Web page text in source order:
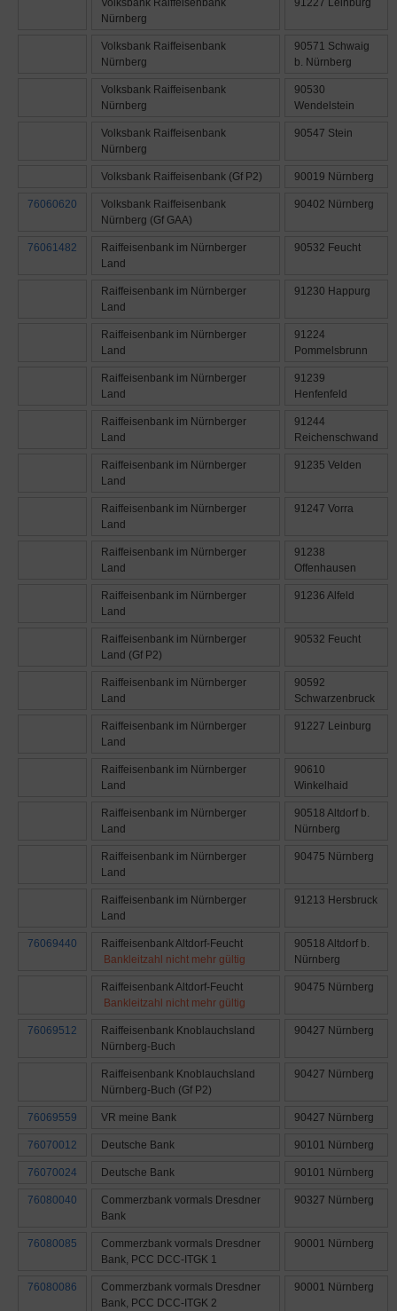
Volksbank Raiffeisenbank
Nürnberg
91227 Leinburg
Volksbank Raiffeisenbank
Nürnberg
90571 Schwaig
b. Nürnberg
Volksbank Raiffeisenbank
Nürnberg
90530
Wendelstein
Volksbank Raiffeisenbank
Nürnberg
90547 Stein
Volksbank Raiffeisenbank (Gf P2) 90019 Nürnberg
76060620
Volksbank Raiffeisenbank
Nürnberg (Gf GAA)
90402 Nürnberg
76061482
Raiffeisenbank im Nürnberger
Land
90532 Feucht
Raiffeisenbank im Nürnberger
Land
91230 Happurg
Raiffeisenbank im Nürnberger
Land
91224
Pommelsbrunn
Raiffeisenbank im Nürnberger
Land
91239
Henfenfeld
Raiffeisenbank im Nürnberger
Land
91244
Reichenschwand
Raiffeisenbank im Nürnberger
Land
91235 Velden
Raiffeisenbank im Nürnberger
Land
91247 Vorra
Raiffeisenbank im Nürnberger
Land
91238
Offenhausen
Raiffeisenbank im Nürnberger
Land
91236 Alfeld
Raiffeisenbank im Nürnberger
Land (Gf P2)
90532 Feucht
Raiffeisenbank im Nürnberger
Land
90592
Schwarzenbruck
Raiffeisenbank im Nürnberger
Land
91227 Leinburg
Raiffeisenbank im Nürnberger
Land
90610
Winkelhaid
Raiffeisenbank im Nürnberger
Land
90518 Altdorf b.
Nürnberg
Raiffeisenbank im Nürnberger
Land
90475 Nürnberg
Raiffeisenbank im Nürnberger
Land
91213 Hersbruck
76069440
Raiffeisenbank Altdorf-Feucht
Bankleitzahl nicht mehr gültig
90518 Altdorf b.
Nürnberg
Raiffeisenbank Altdorf-Feucht
Bankleitzahl nicht mehr gültig
90475 Nürnberg
76069512
Raiffeisenbank Knoblauchsland
Nürnberg-Buch
90427 Nürnberg
Raiffeisenbank Knoblauchsland
Nürnberg-Buch (Gf P2)
90427 Nürnberg
76069559 VR meine Bank 90427 Nürnberg
76070012 Deutsche Bank 90101 Nürnberg
76070024 Deutsche Bank 90101 Nürnberg
76080040
Commerzbank vormals Dresdner
Bank
90327 Nürnberg
76080085
Commerzbank vormals Dresdner
Bank, PCC DCC-ITGK 1
90001 Nürnberg
76080086
Commerzbank vormals Dresdner
Bank, PCC DCC-ITGK 2
90001 Nürnberg